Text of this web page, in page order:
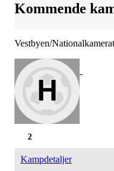
Kommende
Vestbyen/
-
2
Kampdetaljer